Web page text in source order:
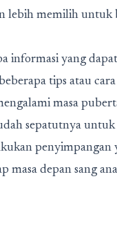
lebih memilih untuk
informasi yang
tips atau
masa
sepatutnya
penyimpangan
masa depan sang